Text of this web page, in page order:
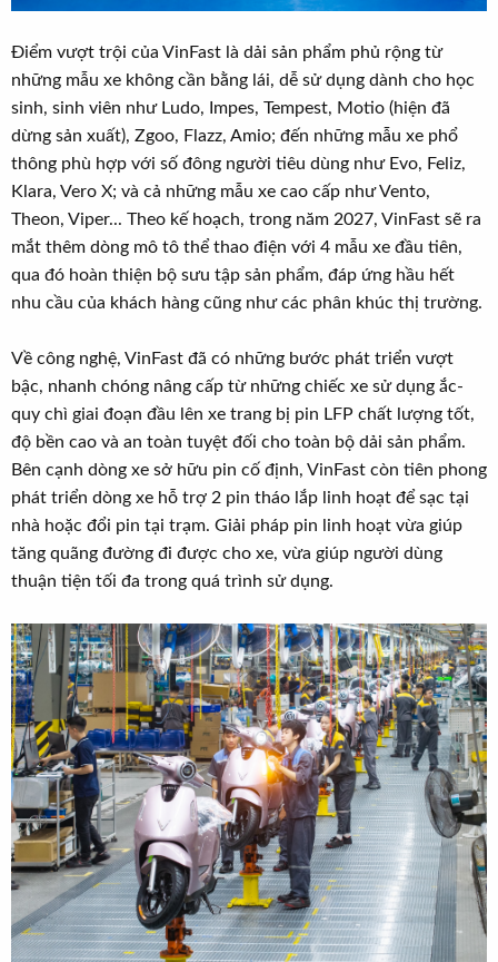
Điểm vượt trội của VinFast là dải sản phẩm phủ rộng từ
những mẫu xe không cần bằng lái, dễ sử dụng dành cho học
sinh, sinh viên như Ludo, Impes, Tempest, Motio (hiện đã
dừng sản xuất), Zgoo, Flazz, Amio; đến những mẫu xe phổ
thông phù hợp với số đông người tiêu dùng như Evo, Feliz,
Klara, Vero X; và cả những mẫu xe cao cấp như Vento,
Theon, Viper... Theo kế hoạch, trong năm 2027, VinFast sẽ ra
mắt thêm dòng mô tô thể thao điện với 4 mẫu xe đầu tiên,
qua đó hoàn thiện bộ sưu tập sản phẩm, đáp ứng hầu hết
nhu cầu của khách hàng cũng như các phân khúc thị trường.
Về công nghệ, VinFast đã có những bước phát triển vượt
bậc, nhanh chóng nâng cấp từ những chiếc xe sử dụng ắc-
quy chì giai đoạn đầu lên xe trang bị pin LFP chất lượng tốt,
độ bền cao và an toàn tuyệt đối cho toàn bộ dải sản phẩm.
Bên cạnh dòng xe sở hữu pin cố định, VinFast còn tiên phong
phát triển dòng xe hỗ trợ 2 pin tháo lắp linh hoạt để sạc tại
nhà hoặc đổi pin tại trạm. Giải pháp pin linh hoạt vừa giúp
tăng quãng đường đi được cho xe, vừa giúp người dùng
thuận tiện tối đa trong quá trình sử dụng.